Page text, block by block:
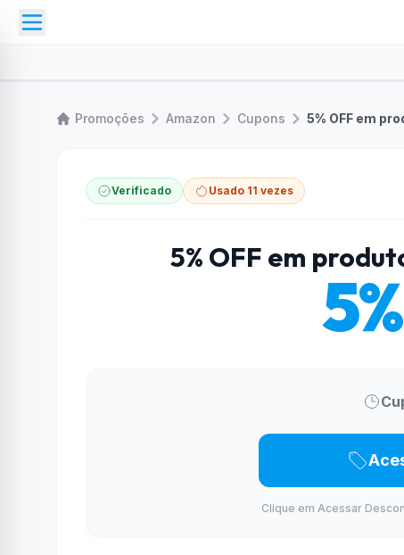
Promoções Amazon Cupons 5% OFF em
Verificado Usado 11 vezes
5% OFF em
Clique em Acessar